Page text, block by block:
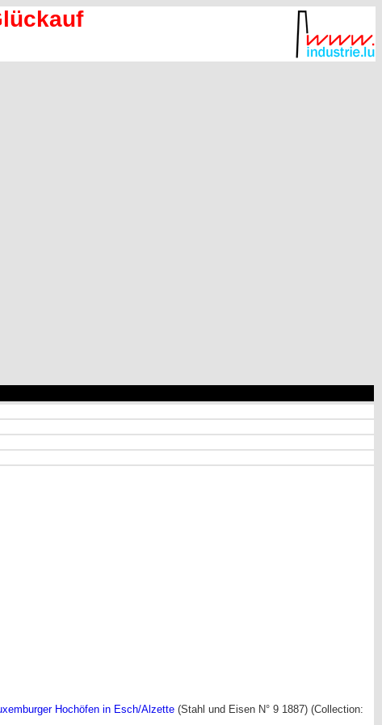
Hochöfen in Esch/Alzette (Stahl und Eisen N° 9 1887) (Collection: